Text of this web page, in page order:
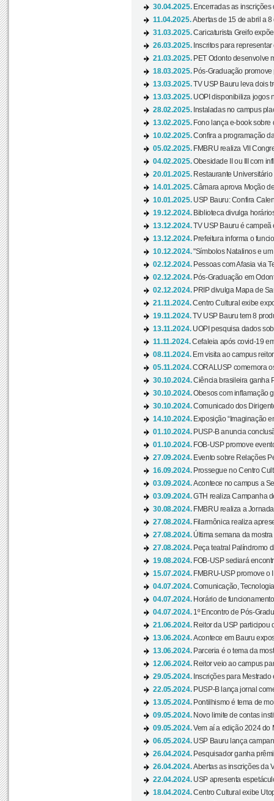
30.04.2025. Encerradas as inscrições
11.04.2025.Abertas de 15 de abril a
31.03.2025.Caricaturista Greifo
26.03.2025. Inscritos para
21.03.2025. PET Odonto desenvolve
18.03.2025. Pós-Graduação
13.03.2025.TV USP Bauru leva dois
13.03.2025. UOPI disponibiliza jogos
28.02.2025. Instaladas no campus
13.02.2025. Fono lança e-book sobre
10.02.2025.Confira a programação
05.02.2025. FMBRU realiza VII
04.02.2025.Obesidade II ou III com
20.01.2025. Restaurante
14.01.2025.Câmara aprova Moção
10.01.2025. USP Bauru: Confira
19.12.2024. Biblioteca divulga
13.12.2024.TV USP Bauru é campeã
13.12.2024. Prefeitura informa o
10.12.2024."Símbolos Natalinos e
02.12.2024. Pessoas com Afasia via
02.12.2024. Pós-Graduação em
02.12.2024. PRIP divulga Mapa de
21.11.2024.Centro Cultural exibe
19.11.2024.TV USP Bauru tem 8
13.11.2024. UOPI pesquisa dados
11.11.2024.Cefaleia após covid-19
08.11.2024. Em visita ao campus
05.11.2024.CORALUSP comemora
30.10.2024.Ciência brasileira ganha
30.10.2024.Obesos com inflamação
30.10.2024.Comunicado dos
14.10.2024. Exposição “Imaginação
01.10.2024. PUSP-B anuncia
01.10.2024. FOB-USP promove
27.09.2024. Evento sobre Relações
16.09.2024. Prossegue no Centro
03.09.2024.Acontece no campus a
03.09.2024.GTH realiza Campanha
30.08.2024. FMBRU realiza a
27.08.2024. Filarmônica realiza
27.08.2024. Última semana da
27.08.2024. Peça teatral Palíndromo
19.08.2024. FOB-USP sediará
15.07.2024. FMBRU-USP promove o
04.07.2024.Comunicação,
04.07.2024. Horário de
04.07.2024. 1º Encontro de Pós-
21.06.2024. Reitor da USP participou
13.06.2024.Acontece em Bauru
13.06.2024. Parceria é o tema da
12.06.2024. Reitor veio ao campus
29.05.2024. Inscrições para
22.05.2024. PUSP-B lança jornal
13.05.2024. Pontilhismo é tema de
09.05.2024. Novo limite de contas
09.05.2024.Vem aí a edição 2024 do
06.05.2024. USP Bauru lança
26.04.2024. Pesquisador ganha
26.04.2024.Abertas as inscrições da
22.04.2024. USP apresenta
18.04.2024.Centro Cultural exibe